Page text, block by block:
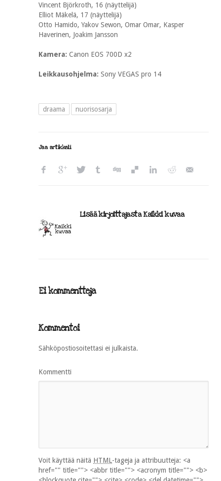
Vincent Björkroth, 16 (näyttelijä)
Elliot Mäkelä, 17 (näyttelijä)
Otto Hamido, Yakov Sewon, Omar Omar, Kasper
Haverinen, Joakim Jansson
Kamera: Canon EOS 700D x2
Leikkausohjelma: Sony VEGAS pro 14
draama nuorisosarja
Jaa artikkeli
Lisää kirjoittajasta Kaikki kuvaa
Ei kommentteja
Kommentoi
Sähköpostiosoitettasi ei julkaista.
Kommentti
Voit käyttää näitä HTML-tageja ja attribuutteja: <a
href="" title=""> <abbr title=""> <acronym title=""> <b>